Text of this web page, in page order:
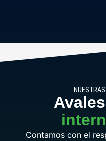
NUESTRAS
Contamos con el